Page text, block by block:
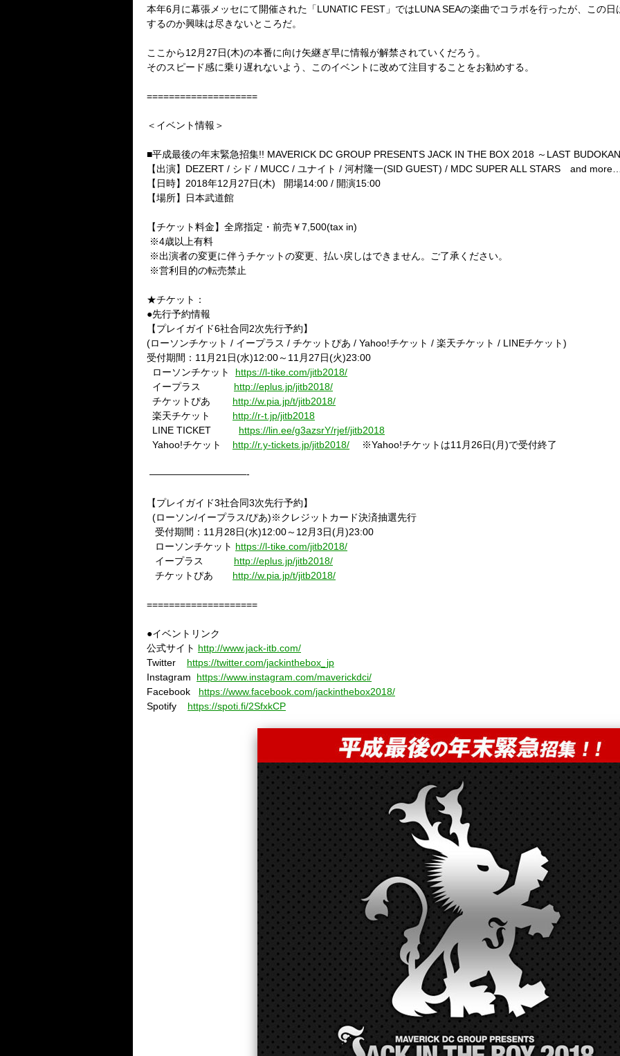
本年6月に幕張メッセにて開催された「LUNATIC FEST 」ではLUNA SEAの楽曲でコラボを行ったが、
この日
するのか興味は尽きないところだ。
ここから12 月 27日(木)の本番に向け矢継ぎ早に情報が解禁されていくだろう。
そのスピード感に乗り遅れないよう、このイベントに改めて注目することをお勧めする。
====================
＜イベント情報＞
■平成最後の年末緊急招集!! MAVERICK DC GROUP PRESENTS JACK IN THE BOX 2018 ～ LAST BUDOKAN
【出演】 DEZERT / シド / MUCC / ユナイト / 河村隆一(SID GUEST) / MDC SUPER ALL STARS and more
【日時】 2018年12 月 27日(木) 開場14:00 / 開演15:00
【場所】日本武道館
【チケット料金】全席指定・前売￥7,500(tax in)
※4歳以上有料
※出演者の変更に伴うチケットの変更、払い戻しはできません。ご了承ください。
※営利目的の転売禁止
★チケット：
●先行予約情報
【プレイガイド6社合同2次先行予約】
(ローソンチケット / イープラス / チケットぴあ / Yahoo!チケット / 楽天チケット / LINEチケット)
受付期間： 11 月 21 日(水)12:00～ 11 月 27日(火)23:00
ローソンチケット
https://l-tike.com/jitb2018/
イープラス
http://eplus.jp/jitb2018/
チケットぴあ
http://w.pia.jp/t/jitb2018/
楽天チケット
http://r-t.jp/jitb2018
LINE TICKET
https://lin.ee/g3azsrY/rjef/jitb2018
Yahoo!チケット http://r.y-tickets.jp/jitb2018/ ※Yahoo!チケットは11 月 26日(月)で受付終了
——————————-
【プレイガイド3社合同3次先行予約】
(ローソン/イープラス/ぴあ)※クレジットカード決済抽選先行
受付期間： 11 月 28日(水)12:00～ 12 月3日(月)23:00
ローソンチケット https://l-tike.com/jitb2018/
イープラス
http://eplus.jp/jitb2018/
チケットぴあ
http://w.pia.jp/t/jitb2018/
====================
●イベントリンク
公式サイト http://www.jack-itb.com/
Twitter
https://twitter.com/jackinthebox_jp
Instagram
https://www.instagram.com/maverickdci/
Facebook
https://www.facebook.com/jackinthebox2018/
Spotify
https://spoti.fi/2SfxkCP